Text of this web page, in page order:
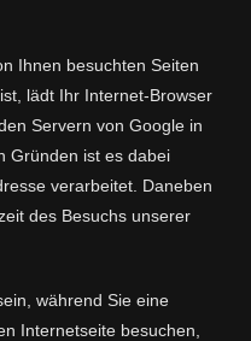
Ihnen besuchten Seiten
lädt Ihr Internet-Browser
Servern von Google in
Gründen ist es dabei
verarbeitet. Daneben
des Besuchs unserer
während Sie eine
Internetseite besuchen,